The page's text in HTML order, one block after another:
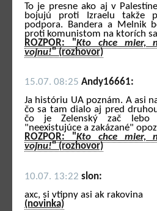
To je presne ako aj v
bojujú proti Izraelu takže
podpora. Bandera a Melnik
proti komunistom na ktorích
ROZPOR: "Kto chce mier,
vojnu!" (rozhovor)
15.07. 08:25 Andy16661:
Ja históriu UA poznám. A asi
čo sa tam dialo aj pred
čo je Zelenský zač lebo
"neexistujúce a zakázané"
ROZPOR: "Kto chce mier,
vojnu!" (rozhovor)
10.07. 13:22 slon:
axc, si vtipny asi ak rakovina
(novinka)